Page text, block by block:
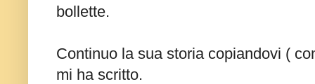
bollette.
Continuo la sua storia copiandovi (
mi ha scritto.